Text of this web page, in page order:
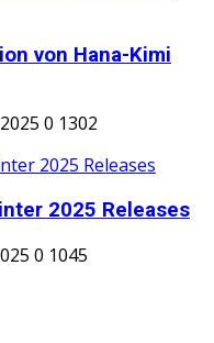
von Hana-Kimi
0 1302
2025 Releases
0 1045